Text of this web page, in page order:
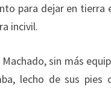
para dejar en
incivil.
sin más
lecho de sus pies